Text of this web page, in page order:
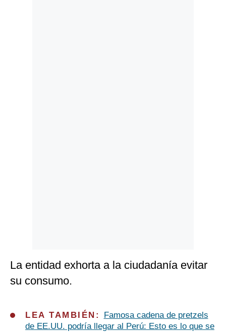
La entidad exhorta a la ciudadanía evitar
su consumo.
LEA TAMBIÉN:
Famosa cadena de pretzels
de EE.UU. podría llegar al Perú: Esto es lo que se